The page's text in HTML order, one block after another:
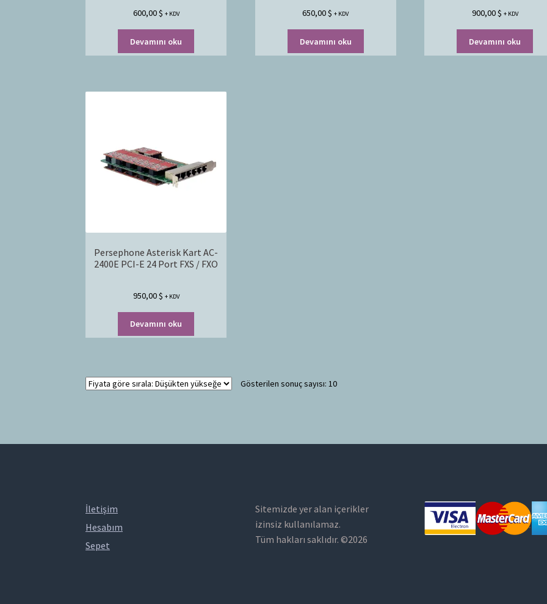
600,00$ + KDV
Devamını oku
650,00$ + KDV
Devamını oku
900,00$ + KDV
Devamını oku
Persephone Asterisk Kart AC-
2400E PCI-E 24 Port FXS / FXO
950,00$ + KDV
Devamını oku
Gösterilen sonuç sayısı: 10
İletişim
Hesabım
Sepet
Sitemizde yer alan içerikler
izinsiz kullanılamaz.
Tüm hakları saklıdır. ©2026